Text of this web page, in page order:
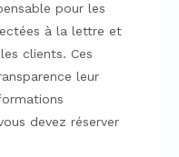
pour les
à la lettre et
clients. Ces
leur
devez réserver